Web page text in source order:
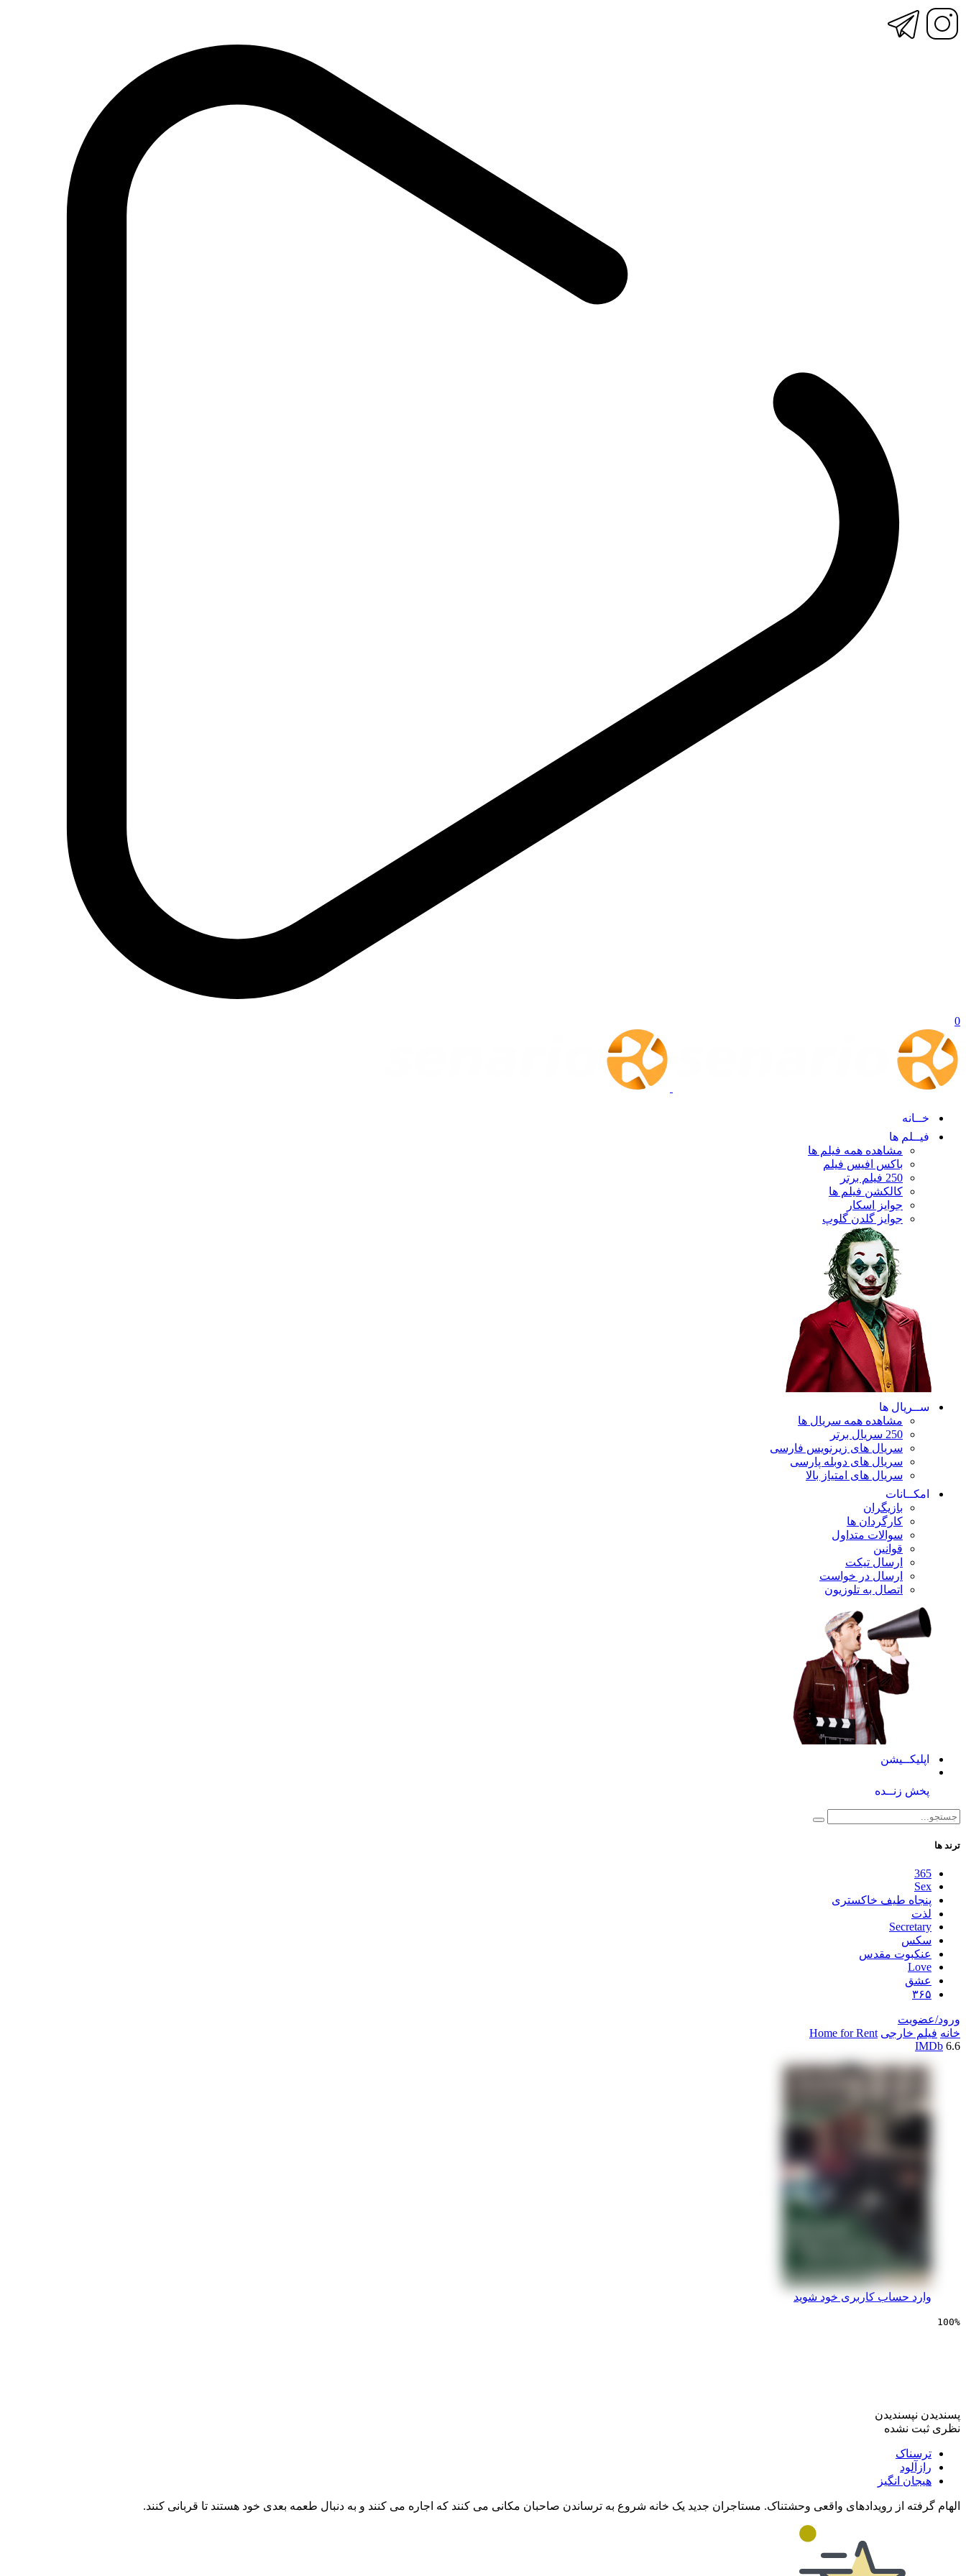
0
خــانه
فیــلم ها
مشاهده همه فیلم ها
باکس افیس فیلم
250 فیلم برتر
کالکشن فیلم ها
جوایز اسکار
جوایز گلدن گلوپ
ســریال ها
مشاهده همه سریال ها
250 سریال برتر
سریال های زیرنویس فارسی
سریال های دوبله پارسی
سریال های امتیاز بالا
امکــانات
بازیگران
کارگردان ها
سوالات متداول
قوانین
ارسال تیکت
ارسال در خواست
اتصال به تلوزیون
اپلیکــیشن
پخش زنــده
ترند ها
365
Sex
پنجاه طیف خاکستری
لذت
Secretary
سکس
عنکبوت مقدس
Love
عشق
۳۶۵
ورود/عضویت
خانه فیلم خارجی Home for Rent
IMDb 6.6
وارد حساب کاربری خود شوید
100%
پسندیدن نپسندیدن
نظری ثبت نشده
ترسناک
رازآلود
هیجان انگیز
الهام گرفته از رویدادهای واقعی وحشتناک. مستاجران جدید یک خانه شروع به ترساندن صاحبان مکانی می کنند که اجاره می کنند و به دنبال طعمه بعدی خود هستند تا قربانی کنند.